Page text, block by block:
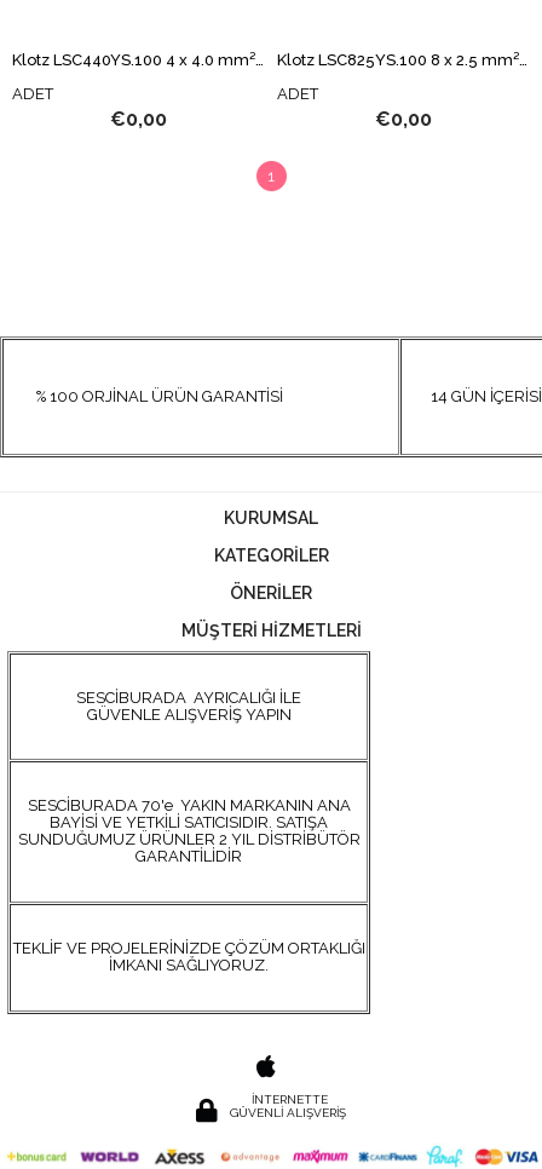
ADET
€0,00
ADET
€0,00
1
% 100 ORJİNAL ÜRÜN GARANTİSİ 14 GÜN
KURUMSAL
KATEGORİLER
ÖNERİLER
MÜŞTERİ HİZMETLERİ
SESCİBURADA AYRICALIĞI İLE
GÜVENLE ALIŞVERİŞ YAPIN
SESCİBURADA 70'e YAKIN MARKANIN ANA
BAYİSİ VE YETKİLİ SATICISIDIR. SATIŞA
SUNDUĞUMUZ ÜRÜNLER 2 YIL DİSTRİBÜTÖR
GARANTİLİDİR
TEKLİF VE PROJELERİNİZDE ÇÖZÜM ORTAKLIĞI
İMKANI SAĞLIYORUZ.
İNTERNETTE
GÜVENLİ ALIŞVERİŞ